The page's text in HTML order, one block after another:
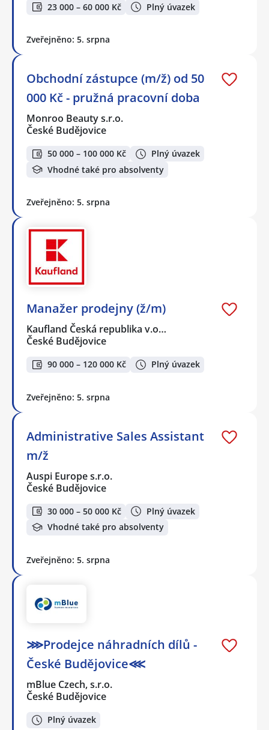
23 000 – 60 000 Kč Plný úvazek
Zveřejněno: 5. srpna
Obchodní zástupce (m/ž) od 50
000 Kč - pružná pracovní doba
Monroo Beauty s.r.o.
České Budějovice
50 000 – 100 000 Kč
Plný úvazek
Vhodné také pro absolventy
Zveřejněno: 5. srpna
Manažer prodejny (ž/m)
Kaufland Česká republika v.o…
České Budějovice
90 000 – 120 000 Kč Plný úvazek
Zveřejněno: 5. srpna
Administrative Sales Assistant
m/ž
Auspi Europe s.r.o.
České Budějovice
30 000 – 50 000 Kč
Plný úvazek
Vhodné také pro absolventy
Zveřejněno: 5. srpna
⋙Prodejce náhradních dílů -
České Budějovice⋘
mBlue Czech, s.r.o.
České Budějovice
Plný úvazek